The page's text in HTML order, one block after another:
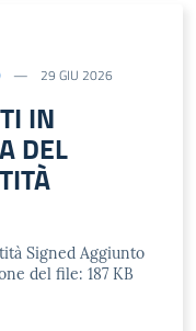
29 GIU 2026
IN
DEL
Signed Aggiunto
del file: 187 KB